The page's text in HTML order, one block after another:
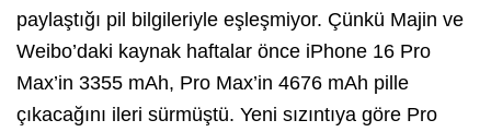
paylaştığı pil bilgileriyle eşleşmiyor. Çünkü Majin ve
Weibo’daki kaynak haftalar önce iPhone 16 Pro
Max’in 3355 mAh, Pro Max’in 4676 mAh pille
çıkacağını ileri sürmüştü. Yeni sızıntıya göre Pro